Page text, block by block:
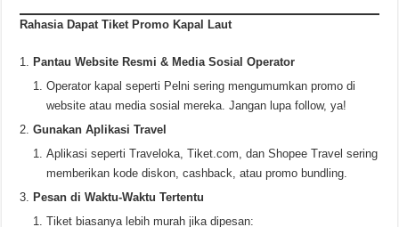
Rahasia Dapat Tiket Promo Kapal Laut
Pantau Website Resmi & Media Sosial Operator
Operator kapal seperti Pelni sering mengumumkan promo di
website atau media sosial mereka. Jangan lupa follow, ya!
Gunakan Aplikasi Travel
Aplikasi seperti Traveloka, Tiket.com, dan Shopee Travel sering
memberikan kode diskon, cashback, atau promo bundling.
Pesan di Waktu-Waktu Tertentu
Tiket biasanya lebih murah jika dipesan: